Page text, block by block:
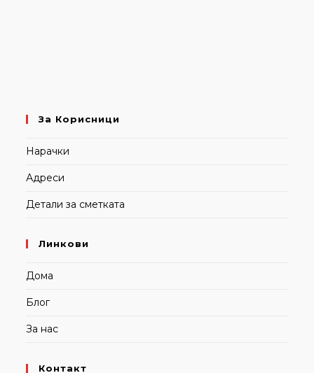
За Корисници
Нарачки
Адреси
Детали за сметката
Линкови
Дома
Блог
За нас
Контакт